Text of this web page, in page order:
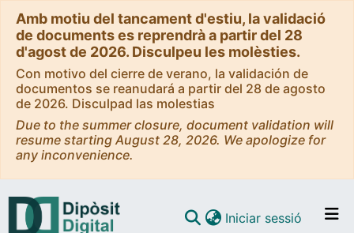
Amb motiu del tancament d'estiu, la validació
de documents es reprendrà a partir del 28
d'agost de 2026. Disculpeu les molèsties.
Con motivo del cierre de verano, la validación de
documentos se reanudará a partir del 28 de agosto
de 2026. Disculpad las molestias
Due to the summer closure, document validation will
resume starting August 28, 2026. We apologize for
any inconvenience.
Iniciar sessió (current)